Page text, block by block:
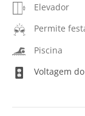
Elevador
Permite
Piscina
Voltagem